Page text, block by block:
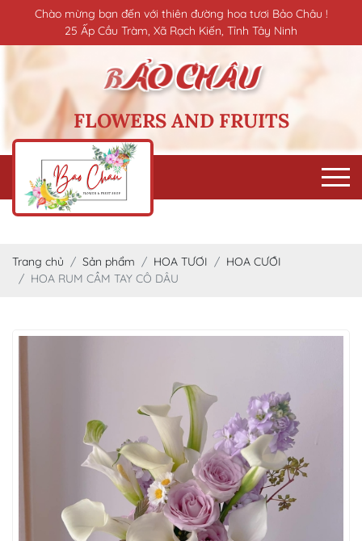
Chào mừng bạn đến với thiên đường hoa tươi Bảo Châu !
25 Ấp Cầu Tràm, Xã Rạch Kiến, Tỉnh Tây Ninh
FLOWERS AND FRUITS
Trang chủ Sản phẩm HOA TƯƠI
HOA CƯỚI
HOA RUM CẦM TAY CÔ DÂU